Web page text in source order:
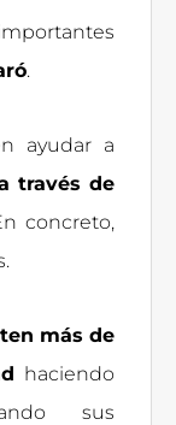
.
ayudar a
través de
concreto,
más de
haciendo
sus